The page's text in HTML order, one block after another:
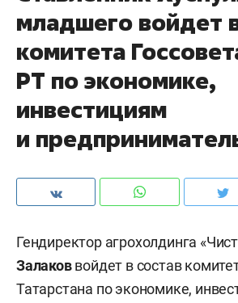
младшего войдет
комитета
РТ по экономике,
инвестициям
и
Гендиректор агрохолдинга
Залаковвойдет в состав
Татарстана по экономике,